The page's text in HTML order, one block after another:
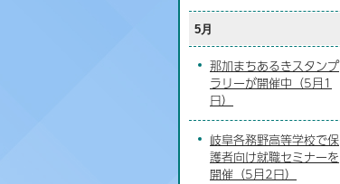
5月
那加まちあるきスタンプ
ラリーが開催中（5月1
日）
岐阜各務野高等学校で保
護者向け就職セミナーを
開催（5月2日）